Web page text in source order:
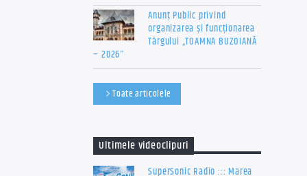
Anunț Public privind
organizarea şi funcţionarea
Târgului „TOAMNA BUZOIANĂ
– 2026″
Toate articolele
Ultimele videoclipuri
SuperSonic Radio ::: Marea